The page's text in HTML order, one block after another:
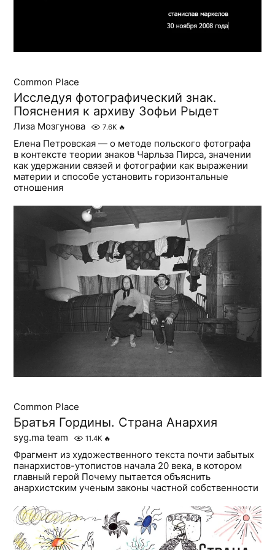
Common Place
Исследуя фотографический знак.
Пояснения к архиву Зофьи Рыдет
Лиза Мозгунова 7.6K 🔥
Елена Петровская — о методе польского фотографа
в контексте теории знаков Чарльза Пирса, значении
как удержании связей и фотографии как выражении
материи и способе установить горизонтальные
отношения
Common Place
Братья Гордины. Страна Анархия
syg.ma team 11.4K 🔥
Фрагмент из художественного текста почти забытых
панархистов-утопистов начала 20 века, в котором
главный герой Почему пытается объяснить
анархистским ученым законы частной собственности